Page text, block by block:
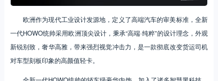
欧洲作为现代工业设计发源地，定义了高端汽车的审美标准，全新
一代HOWO统帅采用欧洲顶尖设计，秉承“高端·纯粹”的设计理念，外观
新锐别致，奢华高雅，带来强烈视觉冲击力，是一款彻底改变货运司机
对车型刻板印象的高颜值轻卡。